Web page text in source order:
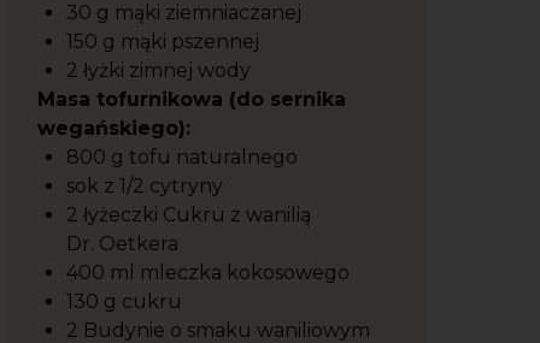
30 g mąki ziemniaczanej
150 g mąki pszennej
2 łyżki zimnej wody
Masa tofurnikowa (do sernika
wegańskiego):
800 g tofu naturalnego
sok z 1/2 cytryny
2 łyżeczki Cukru z wanilią
Dr. Oetkera
400 ml mleczka kokosowego
130 g cukru
2 Budynie o smaku waniliowym